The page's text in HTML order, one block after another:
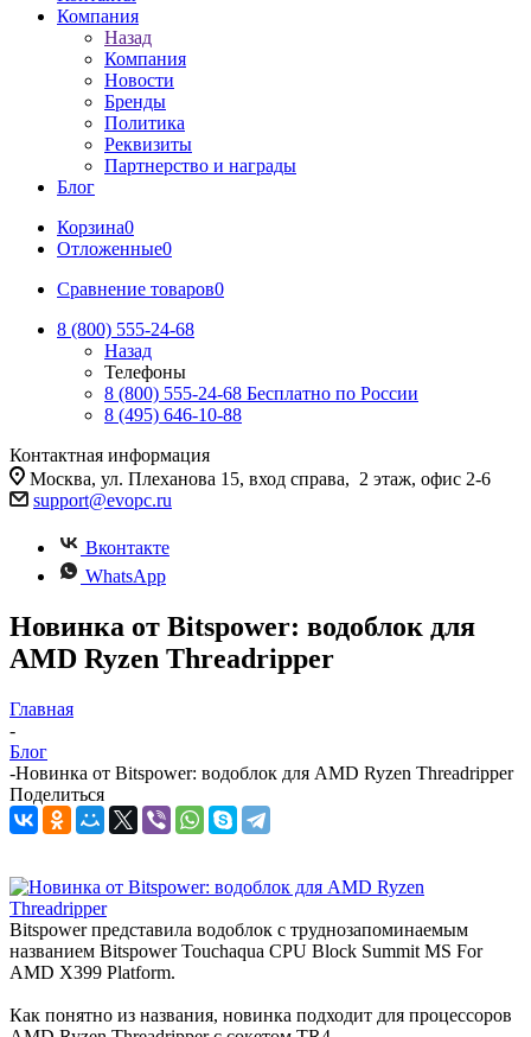
Компания
Назад
Компания
Новости
Бренды
Политика
Реквизиты
Партнерство и награды
Блог
Корзина0
Отложенные0
Сравнение товаров0
8 (800) 555-24-68
Назад
Телефоны
8 (800) 555-24-68 Бесплатно по России
8 (495) 646-10-88
Контактная информация
Москва, ул. Плеханова 15, вход справа, 2 этаж, офис 2-6
support@evopc.ru
Вконтакте
WhatsApp
Новинка от Bitspower: водоблок для
AMD Ryzen Threadripper
Главная
-
Блог
-Новинка от Bitspower: водоблок для AMD Ryzen Threadripper
Поделиться
Bitspower представила водоблок с труднозапоминаемым
названием Bitspower Touchaqua CPU Block Summit MS For
AMD X399 Platform.
Как понятно из названия, новинка подходит для процессоров